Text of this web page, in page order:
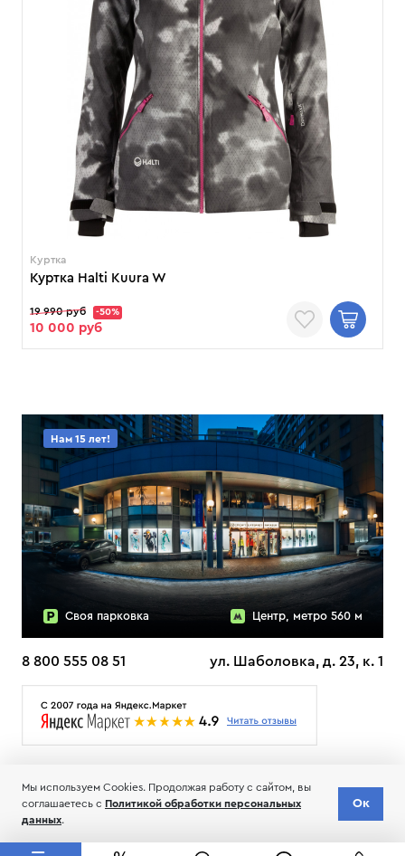
Куртка
Куртка Halti Kuura W
19 990 руб -50%
10 000 руб
Нам 15 лет!
Своя парковка Центр, метро 560 м
8 800 555 08 51 ул. Шаболовка, д. 23, к. 1
Мы используем Cookies. Продолжая работу с сайтом, вы
соглашаетесь с Политикой обработки персональных
данных.
Ок